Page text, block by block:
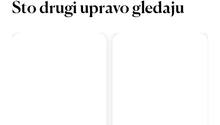
Što drugi upravo gledaju